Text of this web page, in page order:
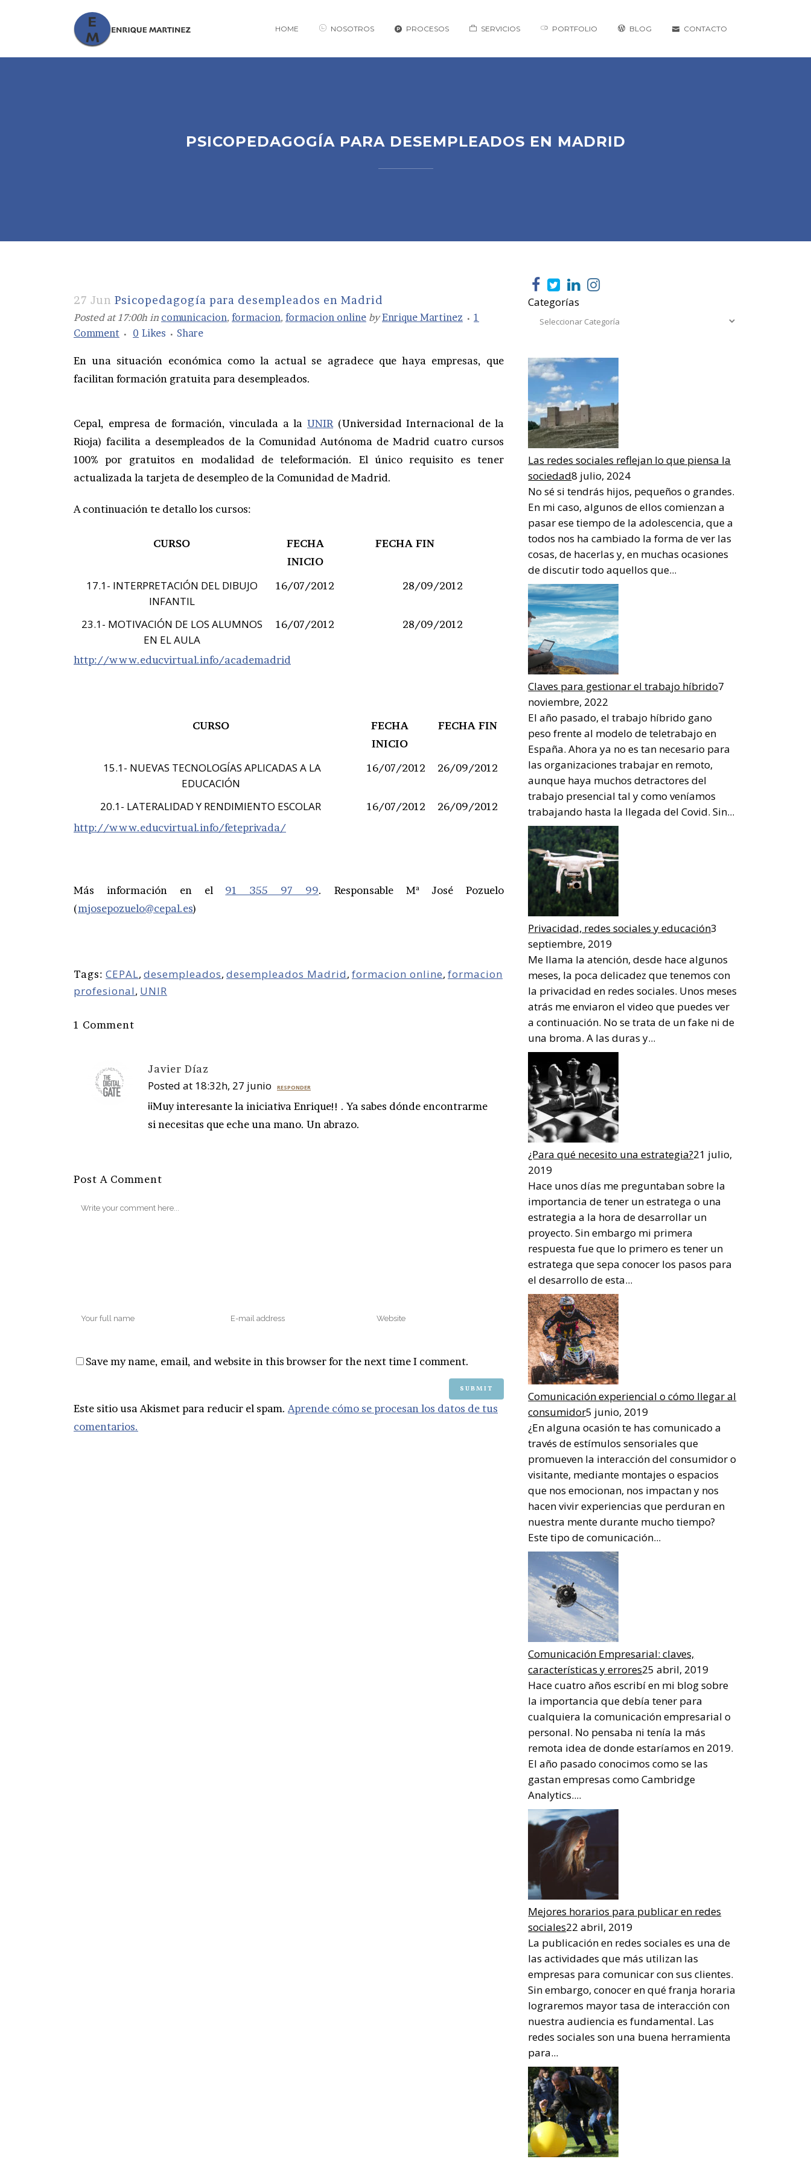
HOME NOSOTROS PROCESOS SERVICIOS PORTFOLIO BLOG CONTACTO
PSICOPEDAGOGÍA PARA DESEMPLEADOS EN MADRID
27 Jun Psicopedagogía para desempleados en Madrid
Posted at 17:00h in comunicacion, formacion, formacion online byEnrique Martinez
1
Comment
0 Likes Share
En una situación económica como la actual se agradece que haya empresas, que
facilitan formación gratuita para desempleados.
Cepal, empresa de formación, vinculada a la UNIR (Universidad Internacional de la
Rioja) facilita a desempleados de la Comunidad Autónoma de Madrid cuatro cursos
100% por gratuitos en modalidad de teleformación. El único requisito es tener
actualizada la tarjeta de desempleo de la Comunidad de Madrid.
A continuación te detallo los cursos:
CURSO
FECHA
INICIO
FECHA FIN
17.1- INTERPRETACIÓN DEL DIBUJO
INFANTIL
16/07/2012 28/09/2012
23.1- MOTIVACIÓN DE LOS ALUMNOS
EN EL AULA
16/07/2012 28/09/2012
http://www.educvirtual.info/academadrid
CURSO
FECHA
INICIO
FECHA FIN
15.1- NUEVAS TECNOLOGÍAS APLICADAS A LA
EDUCACIÓN
16/07/2012 26/09/2012
20.1- LATERALIDAD Y RENDIMIENTO ESCOLAR 16/07/2012
26/09/2012
http://www.educvirtual.info/feteprivada/
Más información en el 91 355 97 99. Responsable Mª José Pozuelo
(mjosepozuelo@cepal.es)
Tags: CEPAL, desempleados, desempleados Madrid, formacion online, formacion
profesional, UNIR
1 Comment
Javier Díaz
Posted at 18:32h, 27 junio RESPONDER
¡¡Muy interesante la iniciativa Enrique!! . Ya sabes dónde encontrarme
si necesitas que eche una mano. Un abrazo.
Post A Comment
Save my name, email, and website in this browser for the next time I comment.
Este sitio usa Akismet para reducir el spam. Aprende cómo se procesan los datos de tus
comentarios.
Categorías
Las redes sociales reflejan lo que piensa la
sociedad8 julio, 2024
No sé si tendrás hijos, pequeños o grandes.
En mi caso, algunos de ellos comienzan a
pasar ese tiempo de la adolescencia, que a
todos nos ha cambiado la forma de ver las
cosas, de hacerlas y, en muchas ocasiones
de discutir todo aquellos que...
Claves para gestionar el trabajo híbrido7
noviembre, 2022
El año pasado, el trabajo híbrido gano
peso frente al modelo de teletrabajo en
España. Ahora ya no es tan necesario para
las organizaciones trabajar en remoto,
aunque haya muchos detractores del
trabajo presencial tal y como veníamos
trabajando hasta la llegada del Covid. Sin...
Privacidad, redes sociales y educación3
septiembre, 2019
Me llama la atención, desde hace algunos
meses, la poca delicadez que tenemos con
la privacidad en redes sociales. Unos meses
atrás me enviaron el video que puedes ver
a continuación. No se trata de un fake ni de
una broma. A las duras y...
¿Para qué necesito una estrategia?21 julio,
2019
Hace unos días me preguntaban sobre la
importancia de tener un estratega o una
estrategia a la hora de desarrollar un
proyecto. Sin embargo mi primera
respuesta fue que lo primero es tener un
estratega que sepa conocer los pasos para
el desarrollo de esta...
Comunicación experiencial o cómo llegar al
consumidor5 junio, 2019
¿En alguna ocasión te has comunicado a
través de estímulos sensoriales que
promueven la interacción del consumidor o
visitante, mediante montajes o espacios
que nos emocionan, nos impactan y nos
hacen vivir experiencias que perduran en
nuestra mente durante mucho tiempo?
Este tipo de comunicación...
Comunicación Empresarial: claves,
características y errores25 abril, 2019
Hace cuatro años escribí en mi blog sobre
la importancia que debía tener para
cualquiera la comunicación empresarial o
personal. No pensaba ni tenía la más
remota idea de donde estaríamos en 2019.
El año pasado conocimos como se las
gastan empresas como Cambridge
Analytics....
Mejores horarios para publicar en redes
sociales22 abril, 2019
La publicación en redes sociales es una de
las actividades que más utilizan las
empresas para comunicar con sus clientes.
Sin embargo, conocer en qué franja horaria
lograremos mayor tasa de interacción con
nuestra audiencia es fundamental. Las
redes sociales son una buena herramienta
para...